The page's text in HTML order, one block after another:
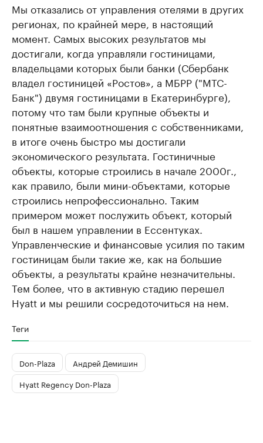
Мы отказались от управления отелями в других
регионах, по крайней мере, в настоящий
момент. Самых высоких результатов мы
достигали, когда управляли гостиницами,
владельцами которых были банки (Сбербанк
владел гостиницей «Ростов», а МБРР ("МТС-
Банк") двумя гостиницами в Екатеринбурге),
потому что там были крупные объекты и
понятные взаимоотношения с собственниками,
в итоге очень быстро мы достигали
экономического результата. Гостиничные
объекты, которые строились в начале 2000г.,
как правило, были мини-объектами, которые
строились непрофессионально. Таким
примером может послужить объект, который
был в нашем управлении в Ессентуках.
Управленческие и финансовые усилия по таким
гостиницам были такие же, как на большие
объекты, а результаты крайне незначительны.
Тем более, что в активную стадию перешел
Hyatt и мы решили сосредоточиться на нем.
Теги
Don-Plaza
Андрей Демишин
Hyatt Regency Don-Plaza